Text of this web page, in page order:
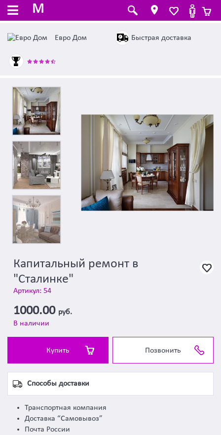
M
Евро Дом Быстрая доставка
Капитальный ремонт в
"Сталинке"
Артикул: 54
1000.00 руб.
В наличии
Купить Позвонить
Способы доставки
Транспортная компания
Доставка “Самовывоз”
Почта России